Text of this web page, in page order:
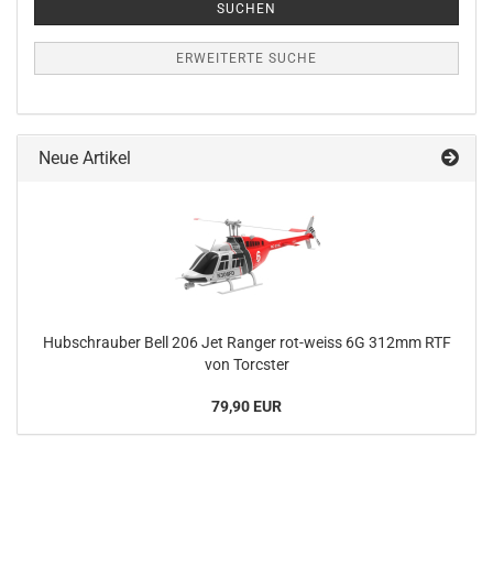
SUCHEN
ERWEITERTE SUCHE
Neue Artikel
Hubschrauber Bell 206 Jet Ranger rot-weiss 6G 312mm RTF
von Torcster
79,90 EUR